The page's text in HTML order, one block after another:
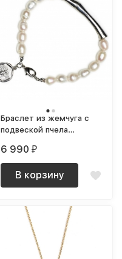
Браслет из жемчуга с
подвеской пчела
6 990 ₽
В корзину